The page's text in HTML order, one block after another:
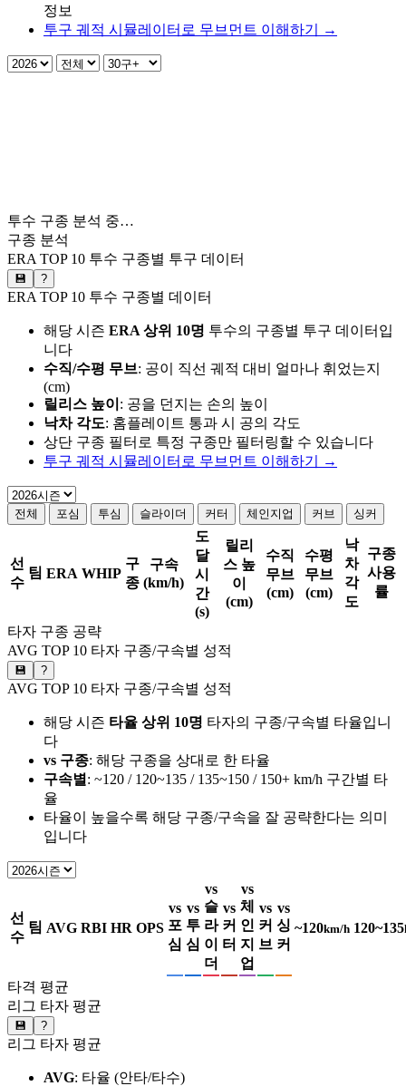
정보
투구 궤적 시뮬레이터로 무브먼트 이해하기 →
투수 구종 분석 중…
구종 분석
ERA TOP 10 투수 구종별 투구 데이터
💾 ?
ERA TOP 10 투수 구종별 데이터
해당 시즌 ERA 상위 10명 투수의 구종별 투구 데이터입
니다
수직/수평 무브: 공이 직선 궤적 대비 얼마나 휘었는지
(cm)
릴리스 높이 : 공을 던지는 손의 높이
낙차 각도: 홈플레이트 통과 시 공의 각도
상단 구종 필터로 특정 구종만 필터링할 수 있습니다
투구 궤적 시뮬레이터로 무브먼트 이해하기 →
전체 포심 투심 슬라이더 커터 체인지업 커브 싱커
선
수
팀 ERA WHIP
구
종
구속
(km/h)
도
달
시
간
(s)
릴리
스 높
이
(cm)
수직
무브
(cm)
수평
무브
(cm)
낙
차
각
도
구종
사용
률
타자 구종 공략
AVG TOP 10 타자 구종/구속별 성적
💾 ?
AVG TOP 10 타자 구종/구속별 성적
해당 시즌 타율 상위 10명 타자의 구종/구속별 타율입니
다
vs 구종: 해당 구종을 상대로 한 타율
구속별 : ~120 / 120~135 / 135~150 / 150+ km/h 구간별 타
율
타율이 높을수록 해당 구종/구속을 잘 공략한다는 의미
입니다
선
수
팀 AVG RBI HR OPS
vs
포
심
vs
투
심
vs
슬
라
이
더
vs
커
터
vs
체
인
지
업
vs
커
브
vs
싱
커
~120km/h 120~135
타격 평균
리그 타자 평균
💾 ?
리그 타자 평균
AVG: 타율 (안타/타수)